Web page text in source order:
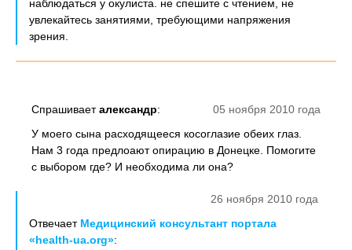
наблюдаться у окулиста. не спешите с чтением, не
увлекайтесь занятиями, требующими напряжения
зрения.
05 ноября 2010 года
Спрашиваеталександр:
У моего сына расходящееся косоглазие обеих глаз.
Нам 3 года предлоают опирацию в Донецке. Помогите
с выбором где? И необходима ли она?
26 ноября 2010 года
Отвечает Медицинский консультант портала
«health-ua.org»: